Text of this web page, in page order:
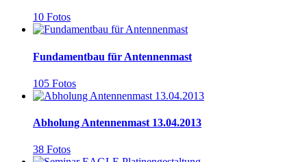
10 Fotos
Fundamentbau für Antennenmast
105 Fotos
Abholung Antennenmast 13.04.2013
38 Fotos